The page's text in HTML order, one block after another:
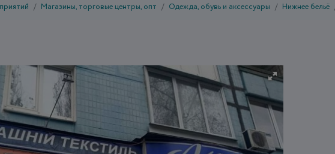
Магазины, торговые центры, опт Одежда, обувь и аксессуары Нижнее бельё